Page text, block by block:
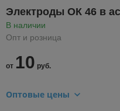
Электроды ОК 46 в
В наличии
Опт и розница
от 10 руб.
Оптовые цены